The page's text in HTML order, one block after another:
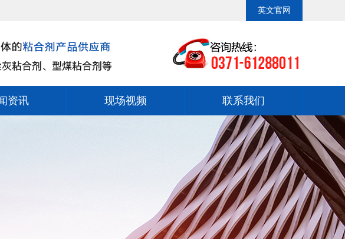
使命，奉行“品质卓越，服务至上”为经营理念，并以“打造粘合剂中国一流品牌”为发展目
英文官网
资讯 现场视频 联系我们